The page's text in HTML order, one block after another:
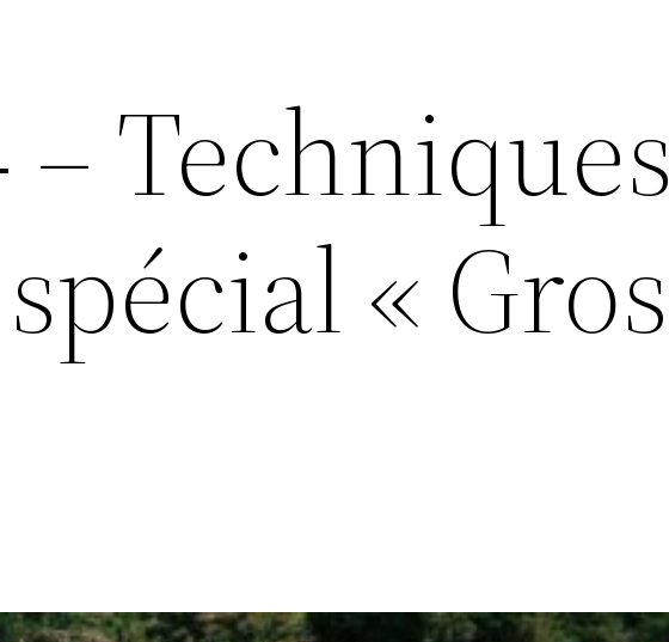
– Techniques
« Gros